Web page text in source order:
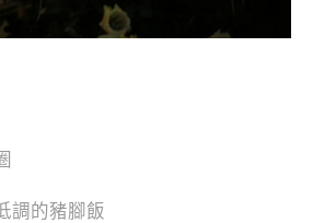
調的豬腳飯